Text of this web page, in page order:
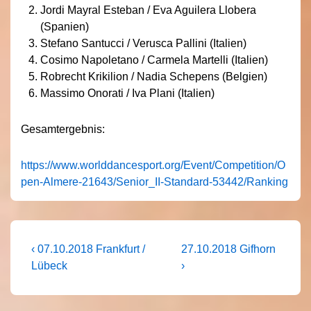
Jordi Mayral Esteban / Eva Aguilera Llobera
(Spanien)
Stefano Santucci / Verusca Pallini (Italien)
Cosimo Napoletano / Carmela Martelli (Italien)
Robrecht Krikilion / Nadia Schepens (Belgien)
Massimo Onorati / Iva Plani (Italien)
Gesamtergebnis:
https://www.worlddancesport.org/Event/Competition/O
pen-Almere-21643/Senior_II-Standard-53442/Ranking
Beitragsnavigation
Vorheriger
Beitrag
‹ 07.10.2018 Frankfurt /
Lübeck
Nächster
Beitrag
27.10.2018 Gifhorn
›